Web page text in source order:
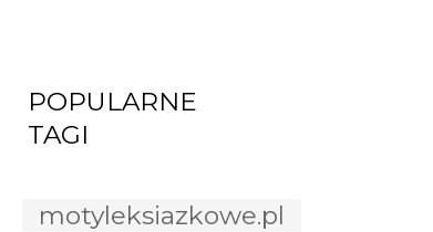
POPULARNE
TAGI
motyleksiazkowe.pl